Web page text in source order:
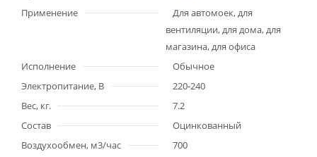
Применение
Для автомоек, для
вентиляции, для дома, для
магазина, для офиса
Исполнение
Обычное
Электропитание, В
220-240
Вес, кг.
7.2
Состав
Оцинкованный
Воздухообмен, м3/час
700